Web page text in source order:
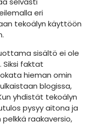
eri
tekoälyn käyttöön
sisältö ei ole
Siksi faktat
hieman omin
blogissa,
yhdistät tekoälyn
pysyy aitona ja
raakaversio,